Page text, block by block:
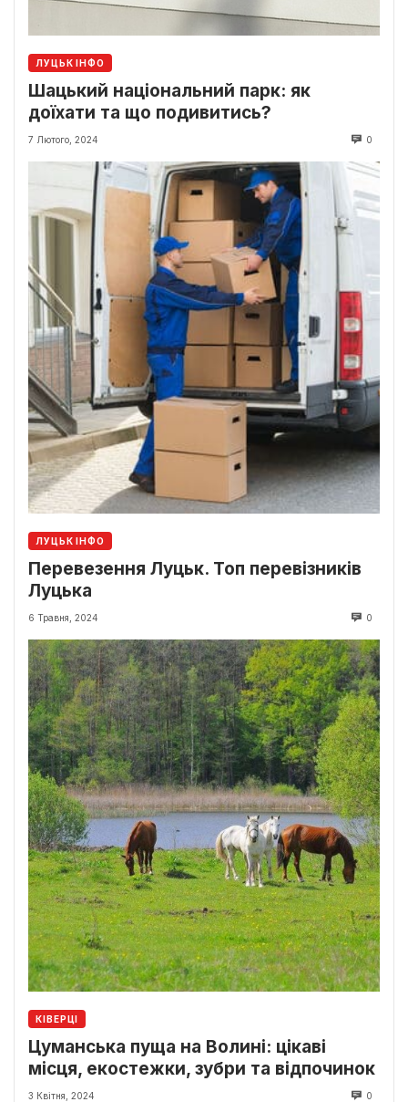
ЛУЦЬК ІНФО
Шацький національний парк: як
доїхати та що подивитись?
7 Лютого, 2024 0
ЛУЦЬК ІНФО
Перевезення Луцьк. Топ перевізників
Луцька
6 Травня, 2024 0
КІВЕРЦІ
Цуманська пуща на Волині: цікаві
місця, екостежки, зубри та відпочинок
3 Квітня, 2024 0